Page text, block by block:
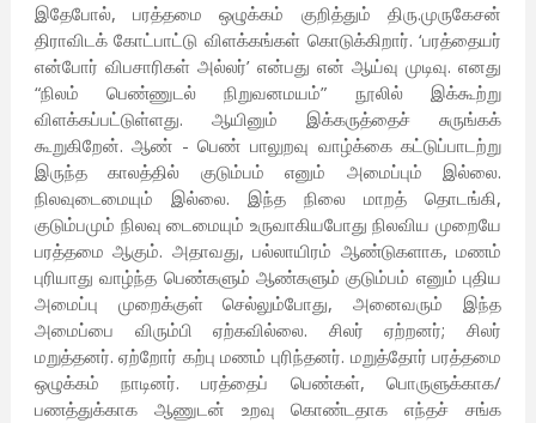
இதேபோல், பரத்தமை ஒழுக்கம் குறித்தும் திரு.முருகேசன்
திராவிடக் கோட்பாட்டு விளக்கங்கள் கொடுக்கிறார். ‘பரத்தையர்
என்போர் விபசாரிகள் அல்லர்’ என்பது என் ஆய்வு முடிவு. எனது
“நிலம் பெண்ணுடல் நிறுவனமயம்” நூலில் இக்கூற்று
விளக்கப்பட்டுள்ளது. ஆயினும் இக்கருத்தைச் சுருங்கக்
கூறுகிறேன். ஆண் - பெண் பாலுறவு வாழ்க்கை கட்டுப்பாடற்று
இருந்த காலத்தில் குடும்பம் எனும் அமைப்பும் இல்லை.
நிலவுடைமையும் இல்லை. இந்த நிலை மாறத் தொடங்கி,
குடும்பமும் நிலவு டைமையும் உருவாகியபோது நிலவிய முறையே
பரத்தமை ஆகும். அதாவது, பல்லாயிரம் ஆண்டுகளாக, மணம்
புரியாது வாழ்ந்த பெண்களும் ஆண்களும் குடும்பம் எனும் புதிய
அமைப்பு முறைக்குள் செல்லும்போது, அனைவரும் இந்த
அமைப்பை விரும்பி ஏற்கவில்லை. சிலர் ஏற்றனர்; சிலர்
மறுத்தனர். ஏற்றோர் கற்பு மணம் புரிந்தனர். மறுத்தோர் பரத்தமை
ஒழுக்கம் நாடினர். பரத்தைப் பெண்கள், பொருளுக்காக/
பணத்துக்காக ஆணுடன் உறவு கொண்டதாக எந்தச் சங்க